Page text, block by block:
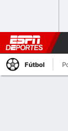
Fútbol